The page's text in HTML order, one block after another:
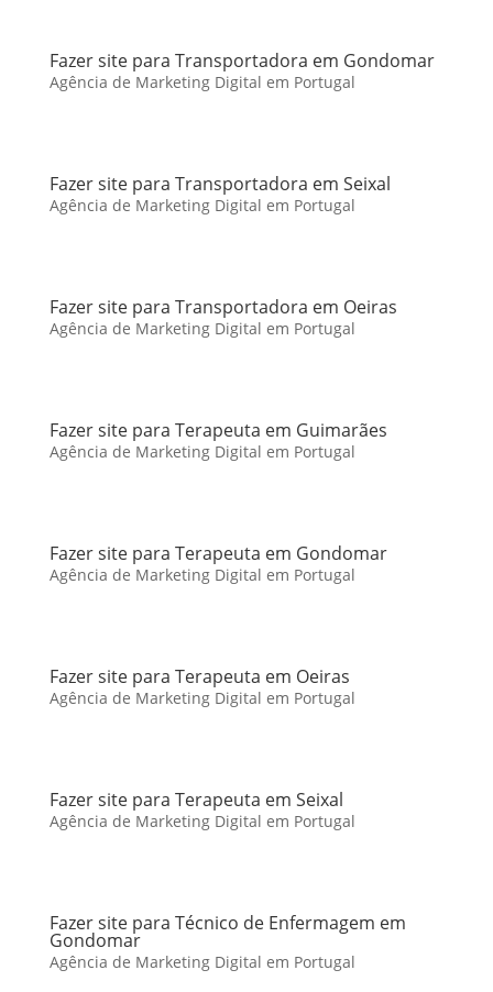
Fazer site para Transportadora em Gondomar
Agência de Marketing Digital em Portugal
Fazer site para Transportadora em Seixal
Agência de Marketing Digital em Portugal
Fazer site para Transportadora em Oeiras
Agência de Marketing Digital em Portugal
Fazer site para Terapeuta em Guimarães
Agência de Marketing Digital em Portugal
Fazer site para Terapeuta em Gondomar
Agência de Marketing Digital em Portugal
Fazer site para Terapeuta em Oeiras
Agência de Marketing Digital em Portugal
Fazer site para Terapeuta em Seixal
Agência de Marketing Digital em Portugal
Fazer site para Técnico de Enfermagem em
Gondomar
Agência de Marketing Digital em Portugal